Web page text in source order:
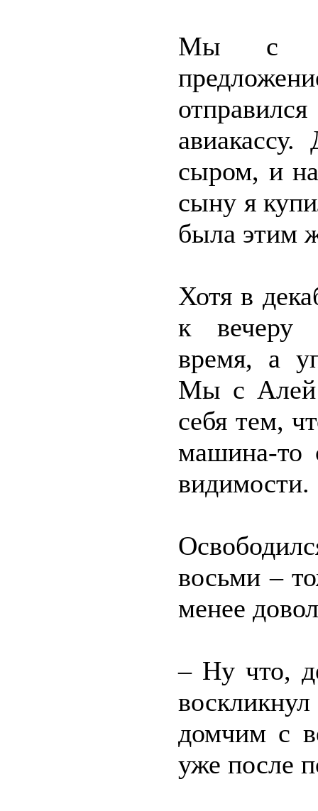
Мы с
сыром, и
сыну я
была этим
Хотя в
к вечеру
время, а
Мы с Алей
себя тем,
машина-то
видимости.
восьми –
менее
– Ну что,
домчим с
уже после